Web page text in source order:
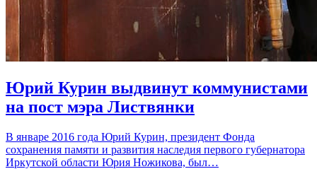
Юрий Курин выдвинут коммунистами
на пост мэра Листвянки
В январе 2016 года Юрий Курин, президент Фонда
сохранения памяти и развития наследия первого губернатора
Иркутской области Юрия Ножикова, был…